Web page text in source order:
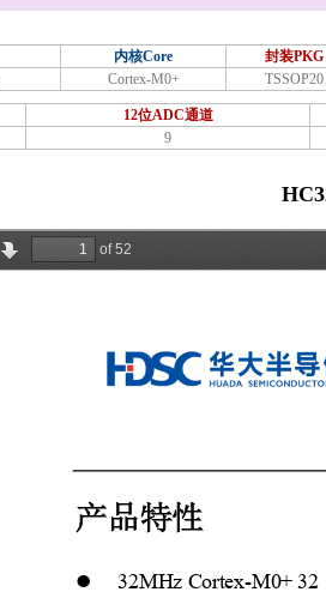
内核Core 封装PKG
Cortex-M0+ TSSOP20
12位ADC通道
9